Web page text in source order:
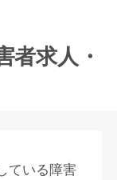
者求人・
ている障害